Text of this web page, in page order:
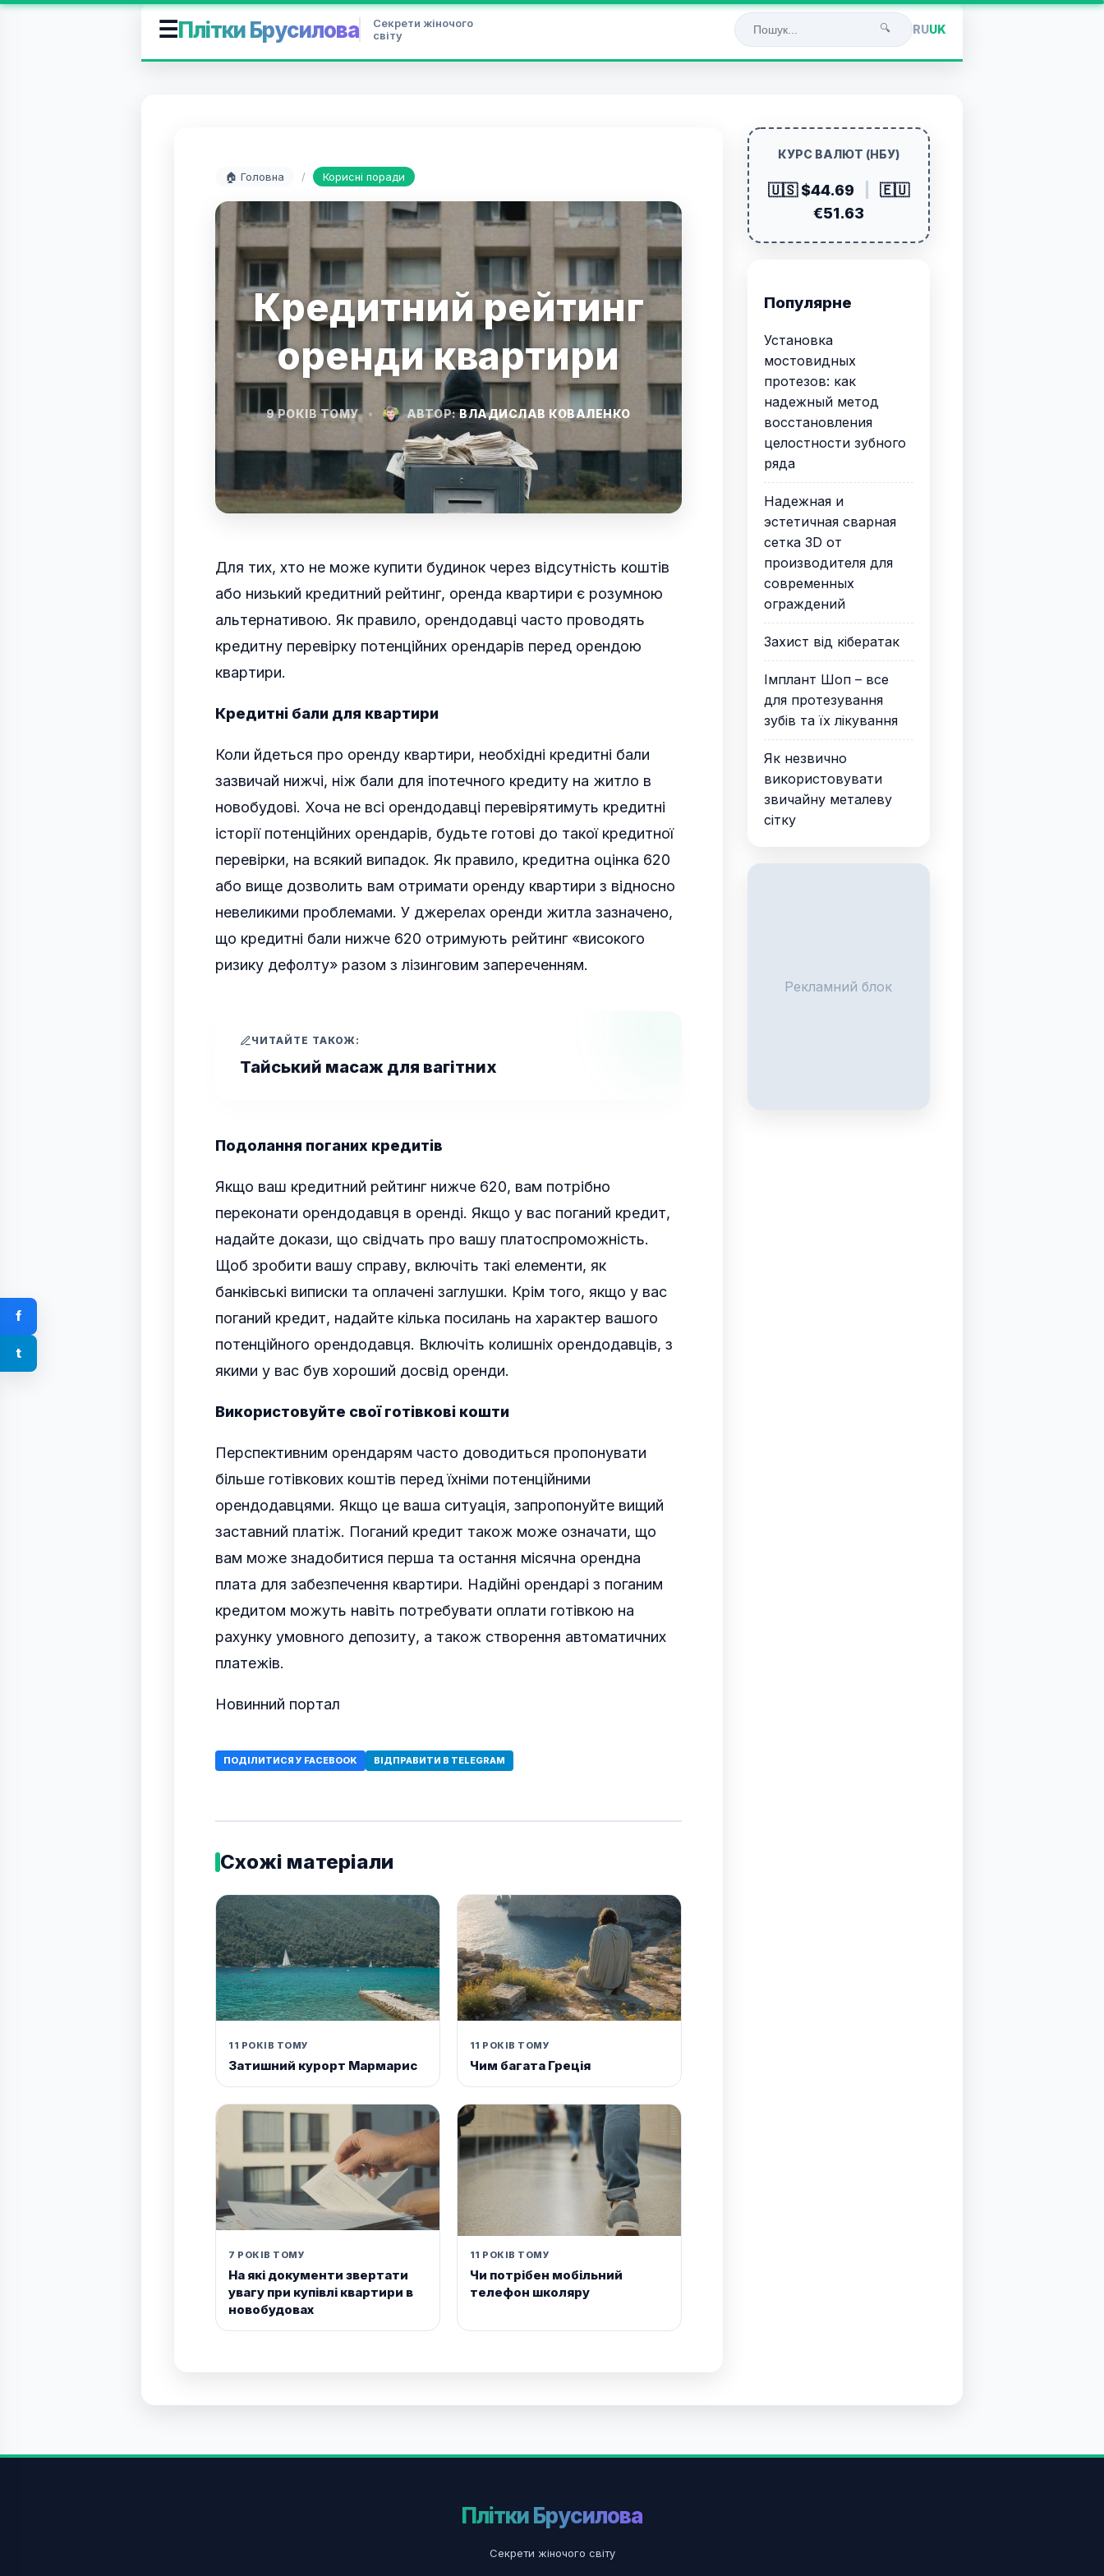
☰Плітки Брусилова
Секрети жіночого
світу
🔍 RUUK
🏠 Головна / Корисні поради
Кредитний рейтинг
оренди квартири
9 РОКІВ ТОМУ • АВТОР:ВЛАДИСЛАВ КОВАЛЕНКО
Для тих, хто не може купити будинок через відсутність коштів
або низький кредитний рейтинг, оренда квартири є розумною
альтернативою. Як правило, орендодавці часто проводять
кредитну перевірку потенційних орендарів перед орендою
квартири.
Кредитні бали для квартири
Коли йдеться про оренду квартири, необхідні кредитні бали
зазвичай нижчі, ніж бали для іпотечного кредиту на житло в
новобудові. Хоча не всі орендодавці перевірятимуть кредитні
історії потенційних орендарів, будьте готові до такої кредитної
перевірки, на всякий випадок. Як правило, кредитна оцінка 620
або вище дозволить вам отримати оренду квартири з відносно
невеликими проблемами. У джерелах оренди житла зазначено,
що кредитні бали нижче 620 отримують рейтинг «високого
ризику дефолту» разом з лізинговим запереченням.
ЧИТАЙТЕ ТАКОЖ:
Тайський масаж для вагітних
Подолання поганих кредитів
Якщо ваш кредитний рейтинг нижче 620, вам потрібно
переконати орендодавця в оренді. Якщо у вас поганий кредит,
надайте докази, що свідчать про вашу платоспроможність.
Щоб зробити вашу справу, включіть такі елементи, як
банківські виписки та оплачені заглушки. Крім того, якщо у вас
поганий кредит, надайте кілька посилань на характер вашого
потенційного орендодавця. Включіть колишніх орендодавців, з
якими у вас був хороший досвід оренди.
Використовуйте свої готівкові кошти
Перспективним орендарям часто доводиться пропонувати
більше готівкових коштів перед їхніми потенційними
орендодавцями. Якщо це ваша ситуація, запропонуйте вищий
заставний платіж. Поганий кредит також може означати, що
вам може знадобитися перша та остання місячна орендна
плата для забезпечення квартири. Надійні орендарі з поганим
кредитом можуть навіть потребувати оплати готівкою на
рахунку умовного депозиту, а також створення автоматичних
платежів.
Новинний портал
ПОДІЛИТИСЯ У FACEBOOK ВІДПРАВИТИ В TELEGRAM
Схожі матеріали
11 РОКІВ ТОМУ
Затишний курорт Мармарис
11 РОКІВ ТОМУ
Чим багата Греція
7 РОКІВ ТОМУ
На які документи звертати
увагу при купівлі квартири в
новобудовах
11 РОКІВ ТОМУ
Чи потрібен мобільний
телефон школяру
КУРС ВАЛЮТ (НБУ)
🇺🇸 $44.69
🇪🇺
€51.63
Популярне
Установка
мостовидных
протезов: как
надежный метод
восстановления
целостности зубного
ряда
Надежная и
эстетичная сварная
сетка 3D от
производителя для
современных
ограждений
Захист від кібератак
Імплант Шоп – все
для протезування
зубів та їх лікування
Як незвично
використовувати
звичайну металеву
сітку
Рекламний блок
Плітки Брусилова
Секрети жіночого світу
f
t